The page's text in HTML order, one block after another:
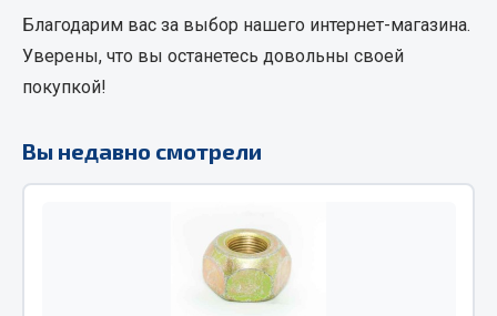
Весь раздел
Автомобильный инструмент
Силовое оборудование
Благодарим вас за выбор нашего интернет-магазина.
Уверены, что вы останетесь довольны своей
покупкой!
Вы недавно смотрели